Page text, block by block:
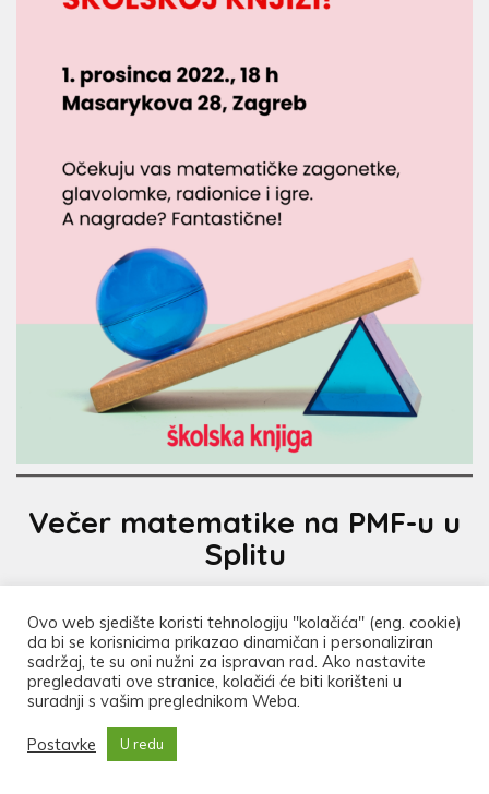
Večer matematike na PMF-u u
Splitu
Više informacija na:
https://www.pmfst.unist.hr/10-vecer-matematike/
https://fb.me/e/2k2ucEqYL
Ovo web sjedište koristi tehnologiju "kolačića" (eng. cookie)
da bi se korisnicima prikazao dinamičan i personaliziran
sadržaj, te su oni nužni za ispravan rad. Ako nastavite
pregledavati ove stranice, kolačići će biti korišteni u
suradnji s vašim preglednikom Weba.
Postavke U redu